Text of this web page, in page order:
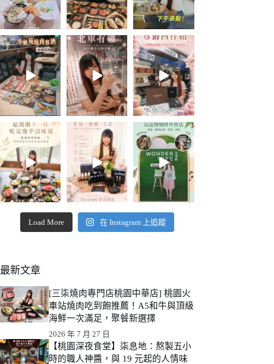
Load More 在 Instagram 上追蹤
最新文章
[三柒燒肉專門店桃園中華店] 桃園火
車站燒肉吃到飽推薦！A5和牛與頂級
海鮮一次滿足，聚餐新選擇
2026 年 7 月 27 日
【桃園深夜食堂】柒息地：熬製五小
時的職人神醬，與 19 元起的人情味